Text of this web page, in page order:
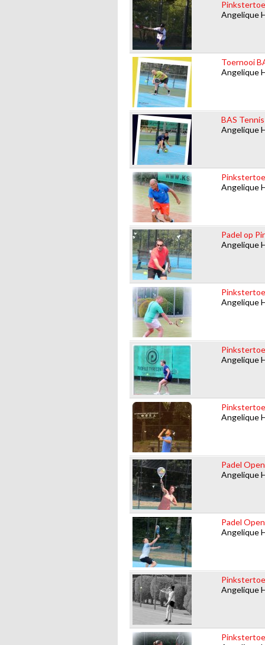
Angelique
Toernooi
Angelique
BAS
Angelique
Angelique
Padel op
Angelique
Angelique
Angelique
Angelique
Padel
Angelique
Padel
Angelique
Angelique